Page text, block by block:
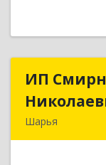
ИП
Шарья